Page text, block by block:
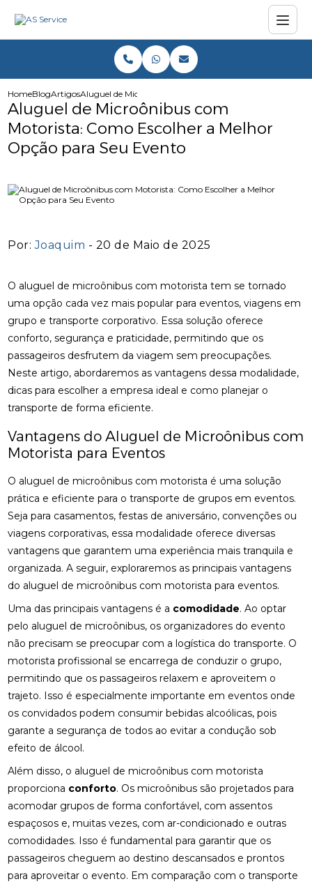
HomeBlogArtigosAluguel de Microônibus com Motorista: Como Escolher a
Aluguel de Microônibus com
Motorista: Como Escolher a Melhor
Opção para Seu Evento
Por:Joaquim - 20 de Maio de 2025
O aluguel de microônibus com motorista tem se tornado
uma opção cada vez mais popular para eventos, viagens em
grupo e transporte corporativo. Essa solução oferece
conforto, segurança e praticidade, permitindo que os
passageiros desfrutem da viagem sem preocupações.
Neste artigo, abordaremos as vantagens dessa modalidade,
dicas para escolher a empresa ideal e como planejar o
transporte de forma eficiente.
Vantagens do Aluguel de Microônibus com
Motorista para Eventos
O aluguel de microônibus com motorista é uma solução
prática e eficiente para o transporte de grupos em eventos.
Seja para casamentos, festas de aniversário, convenções ou
viagens corporativas, essa modalidade oferece diversas
vantagens que garantem uma experiência mais tranquila e
organizada. A seguir, exploraremos as principais vantagens
do aluguel de microônibus com motorista para eventos.
Uma das principais vantagens é a comodidade. Ao optar
pelo aluguel de microônibus, os organizadores do evento
não precisam se preocupar com a logística do transporte. O
motorista profissional se encarrega de conduzir o grupo,
permitindo que os passageiros relaxem e aproveitem o
trajeto. Isso é especialmente importante em eventos onde
os convidados podem consumir bebidas alcoólicas, pois
garante a segurança de todos ao evitar a condução sob
efeito de álcool.
Além disso, o aluguel de microônibus com motorista
proporciona conforto. Os microônibus são projetados para
acomodar grupos de forma confortável, com assentos
espaçosos e, muitas vezes, com ar-condicionado e outras
comodidades. Isso é fundamental para garantir que os
passageiros cheguem ao destino descansados e prontos
para aproveitar o evento. Em comparação com o transporte